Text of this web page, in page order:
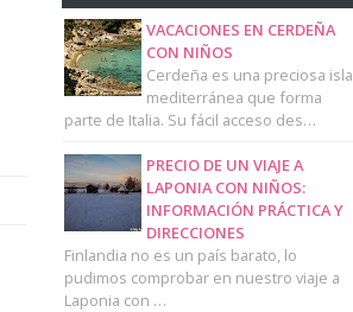
VACACIONES EN CERDEÑA
CON NIÑOS
Cerdeña es una preciosa isla
mediterránea que forma
parte de Italia. Su fácil acceso des…
PRECIO DE UN VIAJE A
LAPONIA CON NIÑOS:
INFORMACIÓN PRÁCTICA Y
DIRECCIONES
Finlandia no es un país barato, lo
pudimos comprobar en nuestro viaje a
Laponia con …